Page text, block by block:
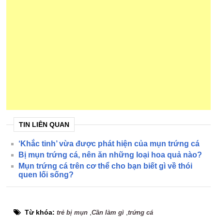
TIN LIÊN QUAN
‘Khắc tinh’ vừa được phát hiện của mụn trứng cá
Bị mụn trứng cá, nên ăn những loại hoa quả nào?
Mụn trứng cá trên cơ thể cho bạn biết gì về thói
quen lối sống?
Từ khóa:trẻ bị mụn ,Cần làm gì ,trứng cá